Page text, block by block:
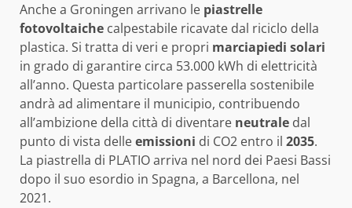
Anche a Groningen arrivano le piastrelle
fotovoltaiche calpestabile ricavate dal riciclo della
plastica. Si tratta di veri e propri marciapiedi solari
in grado di garantire circa 53.000 kWh di elettricità
all’anno. Questa particolare passerella sostenibile
andrà ad alimentare il municipio, contribuendo
all’ambizione della città di diventare neutrale dal
punto di vista delleemissioni di CO2 entro il 2035.
La piastrella di PLATIO arriva nel nord dei Paesi Bassi
dopo il suo esordio in Spagna, a Barcellona, nel
2021.